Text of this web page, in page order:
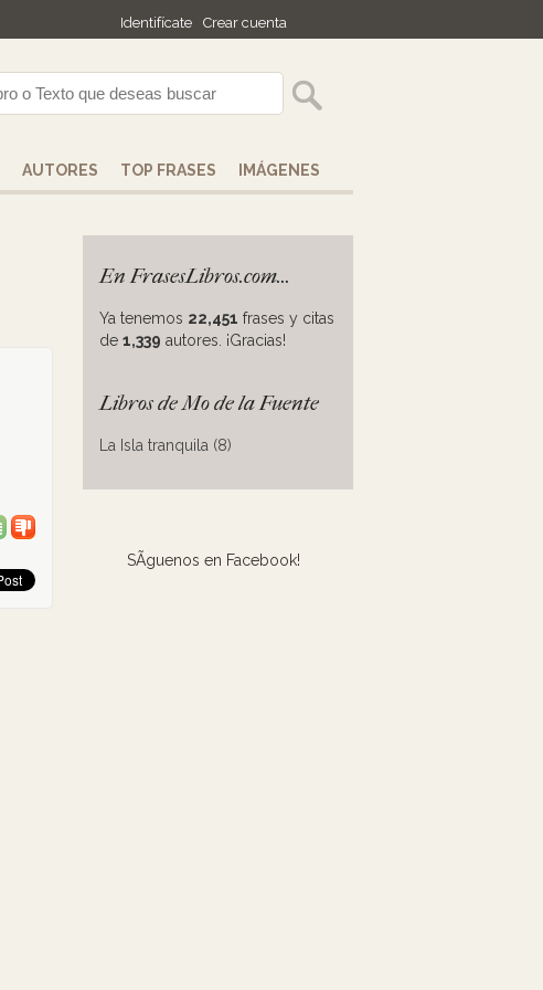
Identifícate Crear cuenta
AUTORES TOP FRASES IMÁGENES
En FrasesLibros.com...
Ya tenemos 22,451 frases y citas
de 1,339 autores. ¡Gracias!
Libros de Mo de la Fuente
La Isla tranquila (8)
SÃ­guenos en Facebook!